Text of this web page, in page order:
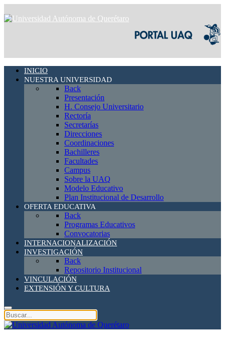
INICIO
NUESTRA UNIVERSIDAD
Back
Presentación
H. Consejo Universitario
Rectoría
Secretarías
Direcciones
Coordinaciones
Bachilleres
Facultades
Campus
Sobre la UAQ
Modelo Educativo
Plan Institucional de Desarrollo
OFERTA EDUCATIVA
Back
Programas Educativos
Convocatorias
INTERNACIONALIZACIÓN
INVESTIGACIÓN
Back
Repositorio Institucional
VINCULACIÓN
EXTENSIÓN Y CULTURA